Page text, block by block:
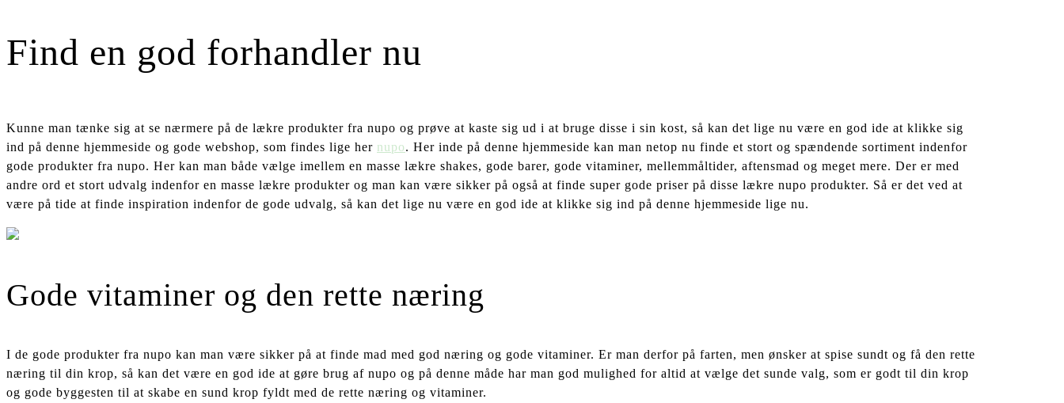
Find en god forhandler nu
Kunne man tænke sig at se nærmere på de lækre produkter fra nupo og prøve at kaste sig ud i at bruge disse i sin kost, så kan det lige nu være en god ide at klikke sig
ind på denne hjemmeside og gode webshop, som findes lige her nupo. Her inde på denne hjemmeside kan man netop nu finde et stort og spændende sortiment indenfor
gode produkter fra nupo. Her kan man både vælge imellem en masse lækre shakes, gode barer, gode vitaminer, mellemmåltider, aftensmad og meget mere. Der er med
andre ord et stort udvalg indenfor en masse lækre produkter og man kan være sikker på også at finde super gode priser på disse lækre nupo produkter. Så er det ved at
være på tide at finde inspiration indenfor de gode udvalg, så kan det lige nu være en god ide at klikke sig ind på denne hjemmeside lige nu.
Gode vitaminer og den rette næring
I de gode produkter fra nupo kan man være sikker på at finde mad med god næring og gode vitaminer. Er man derfor på farten, men ønsker at spise sundt og få den rette
næring til din krop, så kan det være en god ide at gøre brug af nupo og på denne måde har man god mulighed for altid at vælge det sunde valg, som er godt til din krop
og gode byggesten til at skabe en sund krop fyldt med de rette næring og vitaminer.